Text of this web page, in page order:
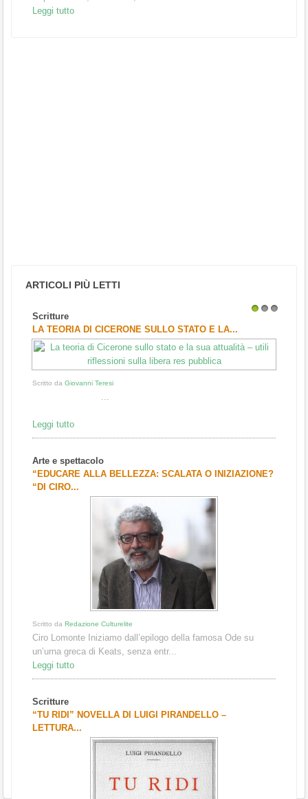
Leggi tutto
ARTICOLI PIÙ LETTI
Scritture
LA TEORIA DI CICERONE SULLO STATO E LA...
Scritto da Giovanni Teresi
...
Leggi tutto
Arte e spettacolo
“EDUCARE ALLA BELLEZZA: SCALATA O INIZIAZIONE?
“DI CIRO...
Scritto da Redazione Culturelite
Ciro Lomonte Iniziamo dall’epilogo della famosa Ode su
un’urna greca di Keats, senza entr...
Leggi tutto
Scritture
“TU RIDI” NOVELLA DI LUIGI PIRANDELLO –
LETTURA...